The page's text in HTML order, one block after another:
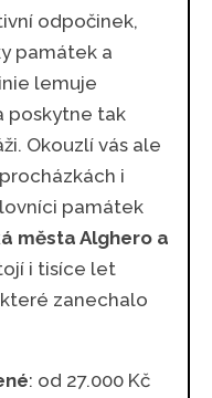
odpočinek,
památek a
lemuje
poskytne tak
Okouzlí vás ale
i
památek
města Alghero a
i tisíce let
zanechalo
: od 27.000 Kč